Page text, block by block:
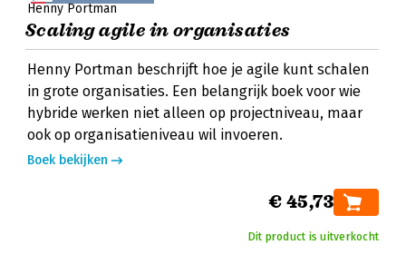
Henny Portman
Scaling agile in organisaties
Henny Portman beschrijft hoe je agile kunt schalen
in grote organisaties. Een belangrijk boek voor wie
hybride werken niet alleen op projectniveau, maar
ook op organisatieniveau wil invoeren.
Boek bekijken
€ 45,73
Dit product is uitverkocht